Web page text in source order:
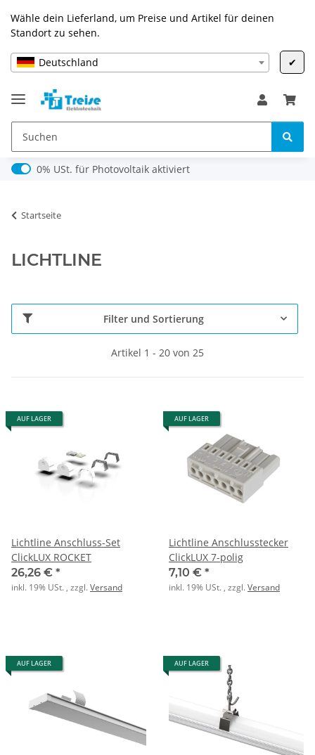
Wähle dein Lieferland, um Preise und Artikel für deinen
Standort zu sehen.
Deutschland ✔
0% USt. für Photovoltaik (§ 12 Abs. 3 UStG)
0% USt. für Photovoltaik aktiviert
Startseite
LICHTLINE
Filter und Sortierung
Artikel 1 - 20 von 25
AUF LAGER
Lichtline Anschluss-Set
ClickLUX ROCKET
26,26 € *
inkl. 19% USt. , zzgl.Versand
AUF LAGER
Lichtline Anschlusstecker
ClickLUX 7-polig
7,10 € *
inkl. 19% USt. , zzgl.Versand
AUF LAGER AUF LAGER